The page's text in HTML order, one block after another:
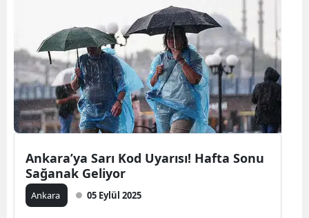
Ankara’ya Sarı Kod Uyarısı! Hafta Sonu
Sağanak Geliyor
Ankara 05 Eylül 2025